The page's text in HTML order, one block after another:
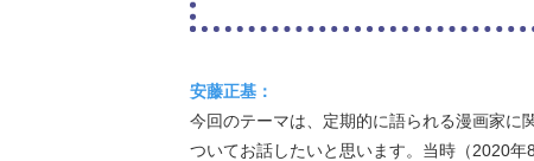
安藤正基：
今回のテーマは、定期的に語られる漫画家に
ついてお話したいと思います。当時（2020